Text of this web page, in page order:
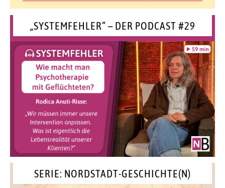
„SYSTEMFEHLER“ – DER PODCAST #29
SERIE: NORDSTADT-GESCHICHTE(N)